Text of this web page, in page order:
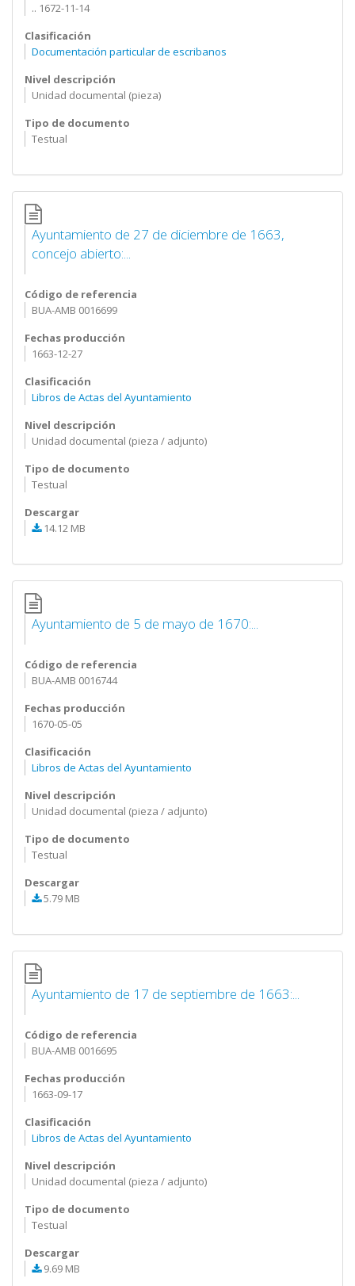
.. 1672-11-14
Clasificación
Documentación particular de escribanos
Nivel descripción
Unidad documental (pieza)
Tipo de documento
Testual
Ayuntamiento de 27 de diciembre de 1663,
concejo abierto:...
Código de referencia
BUA-AMB 0016699
Fechas producción
1663-12-27
Clasificación
Libros de Actas del Ayuntamiento
Nivel descripción
Unidad documental (pieza / adjunto)
Tipo de documento
Testual
Descargar
14.12 MB
Ayuntamiento de 5 de mayo de 1670:...
Código de referencia
BUA-AMB 0016744
Fechas producción
1670-05-05
Clasificación
Libros de Actas del Ayuntamiento
Nivel descripción
Unidad documental (pieza / adjunto)
Tipo de documento
Testual
Descargar
5.79 MB
Ayuntamiento de 17 de septiembre de 1663:...
Código de referencia
BUA-AMB 0016695
Fechas producción
1663-09-17
Clasificación
Libros de Actas del Ayuntamiento
Nivel descripción
Unidad documental (pieza / adjunto)
Tipo de documento
Testual
Descargar
9.69 MB